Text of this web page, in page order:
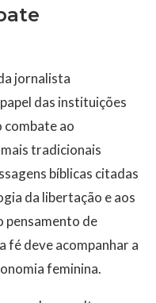
jornalista
das instituições
combate ao
tradicionais
bíblicas citadas
da libertação e aos
pensamento de
fé deve acompanhar a
feminina.